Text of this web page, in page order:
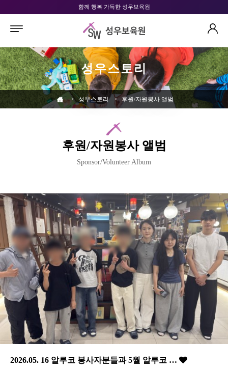
함께 행복 가득한 성우보육원
성우스토리
> 성우스토리 > 후원/자원봉사 앨범
후원/자원봉사 앨범
Sponsor/Volunteer Album
2026.05. 16 알루코 봉사자분들과 5월 알루코 …